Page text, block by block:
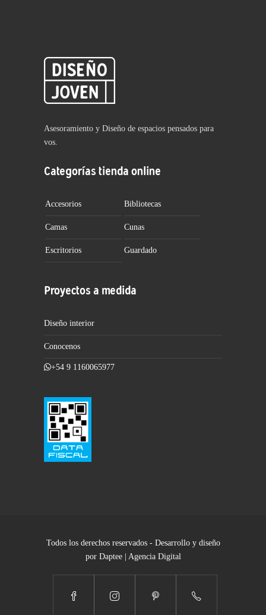
Asesoramiento y Diseño de espacios pensados para
vos.
Categorías tienda online
Accesorios Bibliotecas
Camas Cunas
Escritorios Guardado
Proyectos a medida
Diseño interior
Conocenos
+54 9 1160065977
Todos los derechos reservados - Desarrollo y diseño
por Daptee | Agencia Digital